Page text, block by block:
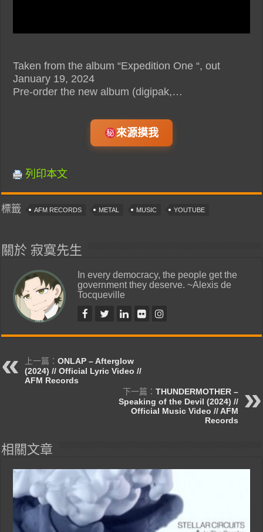
Taken from the album “Expedition One “, out
January 19, 2024
Pre-order the new album (digipak,…
來源摸我
列印本文
標籤 AFM RECORDS METAL MUSIC YOUTUBE
關於 寂寞先生
In every democracy, the people get the
government they deserve. ~Alexis de
Tocqueville
上一篇：ONLAP – Afterglow
(2024) // Official Lyric Video //
AFM Records
下一篇： THUNDERMOTHER –
Speaking of the Devil (2024) //
Official Music Video // AFM
Records
相關文章